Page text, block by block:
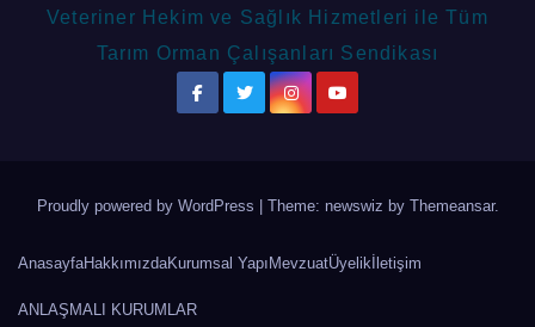
Veteriner Hekim ve Sağlık Hizmetleri ile Tüm
Tarım Orman Çalışanları Sendikası
Proudly powered by WordPress Theme: newswiz by Themeansar.
AnasayfaHakkımızdaKurumsal Yapı MevzuatÜyelik İletişim
ANLAŞMALI KURUMLAR